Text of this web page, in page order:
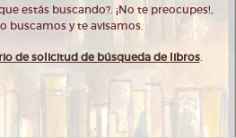
estás buscando?. ¡No te preocupes!,
buscamos y te avisamos.
de solicitud de búsqueda de libros.